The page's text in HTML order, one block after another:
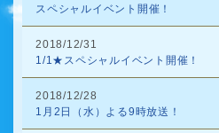
スペシャルイベント開催！
2018/12/31
1/1★スペシャルイベント開催！
2018/12/28
1月2日（水）よる9時放送！